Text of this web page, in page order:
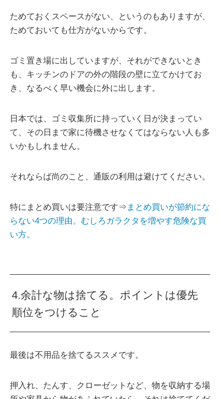
ためておくスペースがない、というのもありますが、
ためておいても仕方がないからです。
ゴミ置き場に出していますが、それができないとき
も、キッチンのドアの外の階段の壁に立てかけてお
き、なるべく早い機会に外に出します。
日本では、ゴミ収集所に持っていく日が決まってい
て、その日まで家に待機させなくてはならない人も多
いかもしれません。
それならば尚のこと、通販の利用は避けてください。
特にまとめ買いは要注意です⇒ まとめ買いが節約にな
らない4つの理由。むしろガラクタを増やす危険な買
い方。
4.余計な物は捨てる。ポイントは優先
順位をつけること
最後は不用品を捨てるススメです。
押入れ、たんす、クローゼットなど、物を収納する場